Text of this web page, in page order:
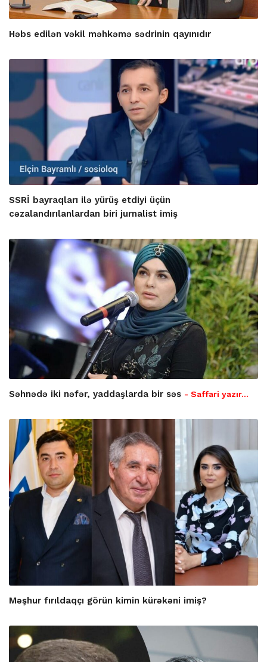
Həbs edilən vəkil məhkəmə sədrinin qayınıdır
SSRİ bayraqları ilə yürüş etdiyi üçün
cəzalandırılanlardan biri jurnalist imiş
Səhnədə iki nəfər, yaddaşlarda bir səs - Saffari yazır…
Məşhur fırıldaqçı görün kimin kürəkəni imiş?